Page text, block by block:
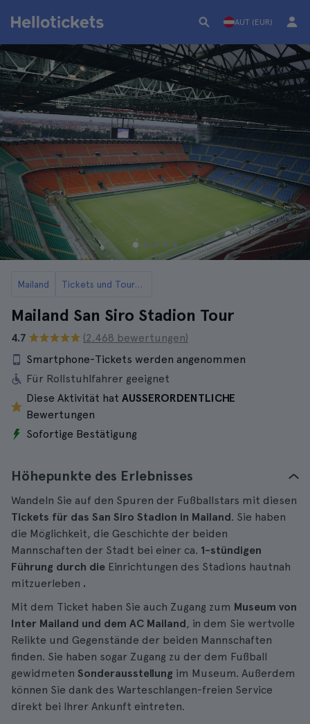
AUT (EUR)
Mailand Tickets und Touren für das San Siro Stadion Mailand
Mailand San Siro Stadion Tour
4.7
(2.468 bewertungen)
Smartphone-Tickets werden angenommen
Für Rollstuhlfahrer geeignet
Diese Aktivität hat AUSSERORDENTLICHE
Bewertungen
Sofortige Bestätigung
Höhepunkte des Erlebnisses
Wandeln Sie auf den Spuren der Fußballstars mit diesen
Tickets für das San Siro Stadion in Mailand. Sie haben
die Möglichkeit, die Geschichte der beiden
Mannschaften der Stadt bei einer ca. 1-stündigen
Führung durch die Einrichtungen des Stadions hautnah
mitzuerleben .
Mit dem Ticket haben Sie auch Zugang zum Museum von
Inter Mailand und dem AC Mailand, in dem Sie wertvolle
Relikte und Gegenstände der beiden Mannschaften
finden. Sie haben sogar Zugang zu der dem Fußball
gewidmeten Sonderausstellung im Museum. Außerdem
können Sie dank des Warteschlangen-freien Service
direkt bei Ihrer Ankunft eintreten.